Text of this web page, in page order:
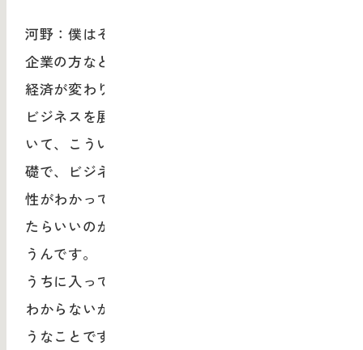
河野：僕はそこに課題も感じています。大きな
企業の方などとお話すると、世の中が変わり、
経済が変わり、事業が変わっていくなかでどう
ビジネスを展開したらいいんだろうかと考えて
いて、こういう時代では「美術・デザインが基
礎で、ビジネス・事業開発ができる人」の重要
性がわかっている。でも、その人材をどう使っ
たらいいのかわからないという企業も多いと思
うんです。「必要なのはよくわかります。でも
うちに入ってもらっても、どう扱ったらいいか
わからないからまだ採用できません」というよ
うなことです。